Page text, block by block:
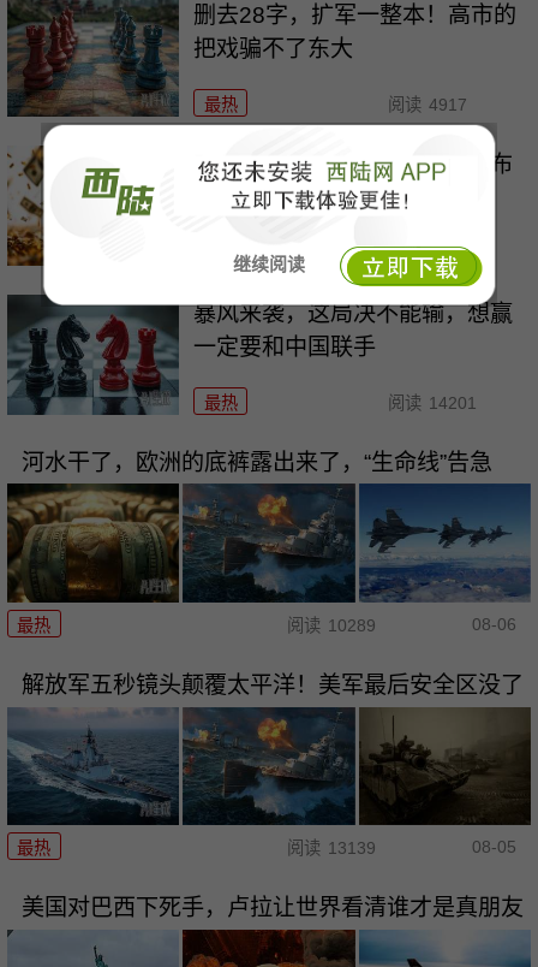
继续阅读
删去28字，扩军一整本！高市的
把戏骗不了东大
最热 阅读 4917
欧盟想关门，中国人就翻墙，布
鲁塞尔被逼到墙角
最热 阅读 15656
暴风来袭，这局决不能输，想赢
一定要和中国联手
最热 阅读 14201
河水干了，欧洲的底裤露出来了，“生命线”告急
最热 阅读 10289 08-06
解放军五秒镜头颠覆太平洋！美军最后安全区没了
最热 阅读 13139 08-05
美国对巴西下死手，卢拉让世界看清谁才是真朋友